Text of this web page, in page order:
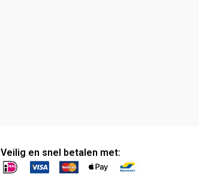
Veilig en snel betalen met: